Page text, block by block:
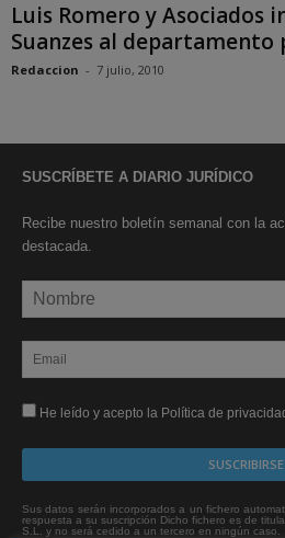
Luis Romero y Asociados
Suanzes al departamento
Redaccion - 7 julio, 2010
SUSCRÍBETE A DIARIO JURÍDICO
Recibe nuestro boletín semanal con la
destacada.
He leído y acepto la Política de
Sus datos serán incorporados a un fichero
respuesta a su suscripción Dicho fichero es de
S.L. y no será cedido a un tercero en ningún caso.